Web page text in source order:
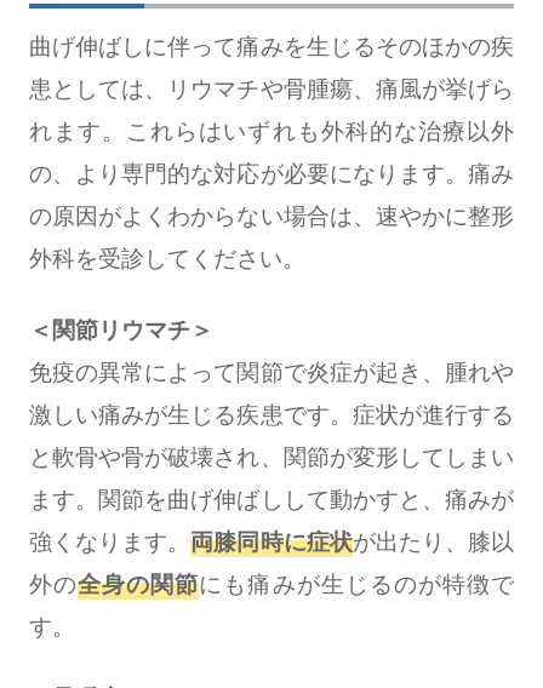
曲げ伸ばしに伴って痛みを生じるそのほかの疾
患としては、リウマチや骨腫瘍、痛風が挙げら
れます。これらはいずれも外科的な治療以外
の、より専門的な対応が必要になります。痛み
の原因がよくわからない場合は、速やかに整形
外科を受診してください。
＜関節リウマチ＞
免疫の異常によって関節で炎症が起き、腫れや
激しい痛みが生じる疾患です。症状が進行する
と軟骨や骨が破壊され、関節が変形してしまい
ます。関節を曲げ伸ばしして動かすと、痛みが
強くなります。両膝同時に症状が出たり、膝以
外の全身の関節にも痛みが生じるのが特徴で
す。